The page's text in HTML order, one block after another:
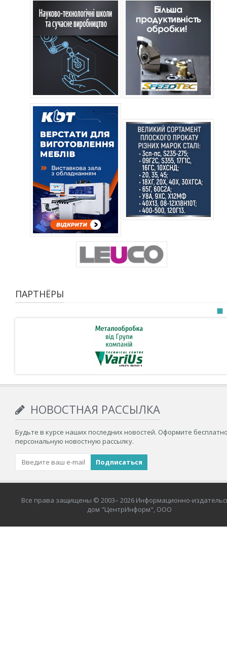
ПАРТНЁРЫ
НОВОСТНАЯ РАССЫЛКА
Будьте в курсе наших последних новостей. Оформите
персональную новостную рассылку.
Все права защищены © 2003– 2026 Информационно-
дом "ЦентрИнформ", ООО